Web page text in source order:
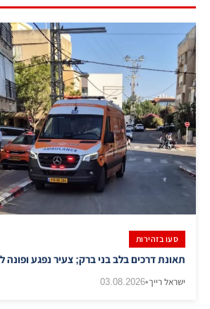
סעו בזהירות
תאונת דרכים בלב בני ברק; צעיר נפגע ופונה
ישראל רייך•
03.08.2026